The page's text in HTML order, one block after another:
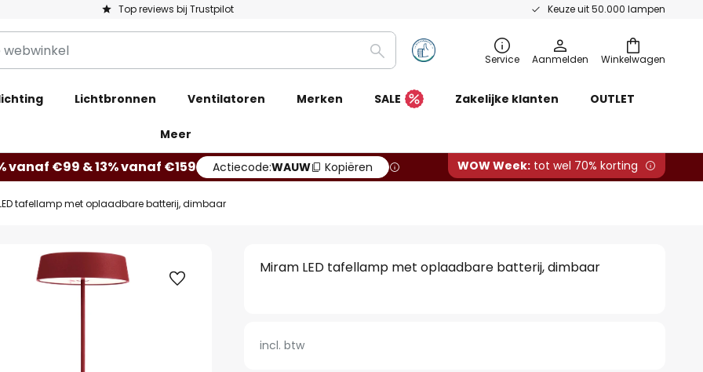
Top reviews bij Trustpilot Keuze uit 50.000 lampen
Winkelwagen
Zoeken Service Aanmelden
Lichtbronnen Ventilatoren Merken SALE Zakelijke klanten OUTLET
Meer
vanaf €99 & 13% vanaf €159 Actiecode:WAUW Kopiëren WOW Week: tot wel 70% korting
tafellamp met oplaadbare batterij, dimbaar
Miram LED tafellamp met oplaadbare batterij, dimbaar
incl. btw